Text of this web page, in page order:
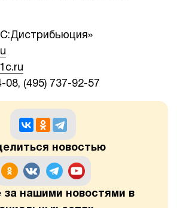
08, (495) 737-92-57
новостью
за нашими новостями в